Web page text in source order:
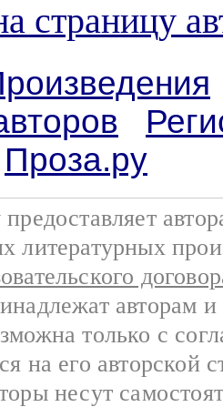
страницу
Проза.ру
литературных
авторам
только с
на его авторской
несут